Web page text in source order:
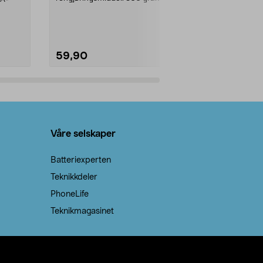
59,90
Våre selskaper
Batteriexperten
Teknikkdeler
PhoneLife
Teknikmagasinet